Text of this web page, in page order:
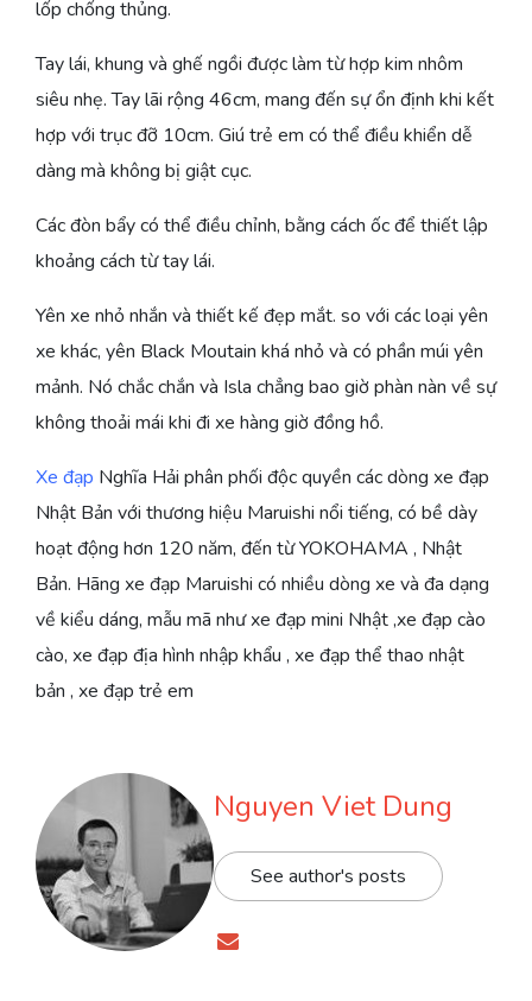
lốp chống thủng.
Tay lái, khung và ghế ngồi được làm từ hợp kim nhôm
siêu nhẹ. Tay lãi rộng 46cm, mang đến sự ổn định khi kết
hợp với trục đỡ 10cm. Giú trẻ em có thể điều khiển dễ
dàng mà không bị giật cục.
Các đòn bẩy có thể điều chỉnh, bằng cách ốc để thiết lập
khoảng cách từ tay lái.
Yên xe nhỏ nhắn và thiết kế đẹp mắt. so với các loại yên
xe khác, yên Black Moutain khá nhỏ và có phần múi yên
mảnh. Nó chắc chắn và Isla chẳng bao giờ phàn nàn về sự
không thoải mái khi đi xe hàng giờ đồng hồ.
Xe đạp Nghĩa Hải phân phối độc quyền các dòng xe đạp
Nhật Bản với thương hiệu Maruishi nổi tiếng, có bề dày
hoạt động hơn 120 năm, đến từ YOKOHAMA , Nhật
Bản. Hãng xe đạp Maruishi có nhiều dòng xe và đa dạng
về kiểu dáng, mẫu mã như xe đạp mini Nhật ,xe đạp cào
cào, xe đạp địa hình nhập khẩu , xe đạp thể thao nhật
bản , xe đạp trẻ em
Nguyen Viet Dung
See author's posts